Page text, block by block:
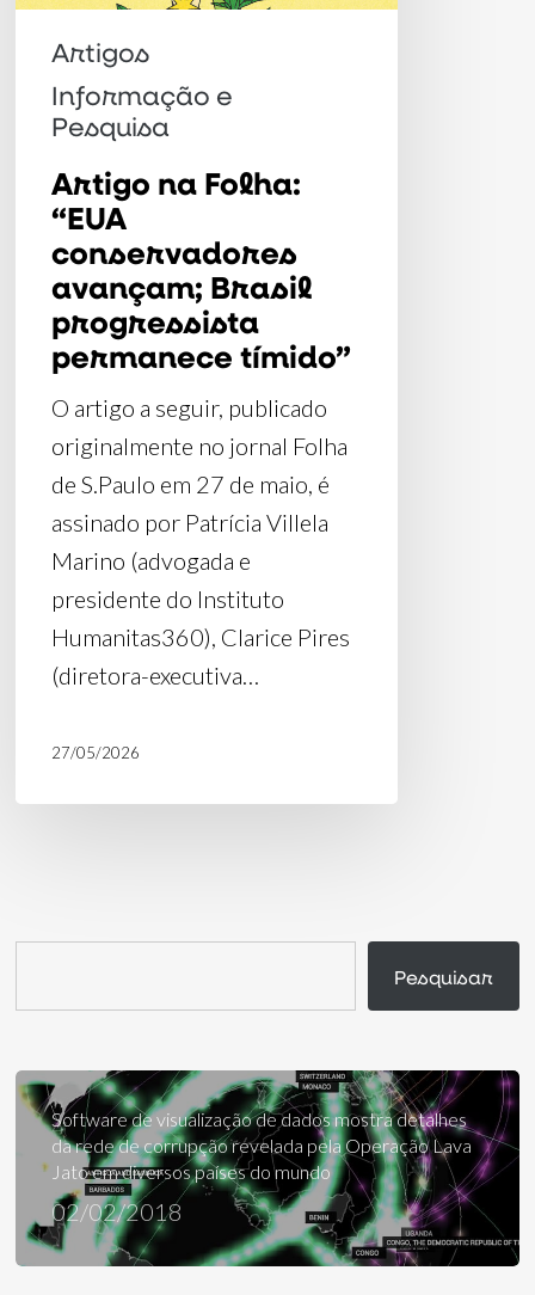
progressista
permanece
tímido”
Artigos
Informação e
Pesquisa
Artigo na Folha:
“EUA
conservadores
avançam; Brasil
progressista
permanece tímido”
O artigo a seguir, publicado
originalmente no jornal Folha
de S.Paulo em 27 de maio, é
assinado por Patrícia Villela
Marino (advogada e
presidente do Instituto
Humanitas360), Clarice Pires
(diretora-executiva…
27/05/2026
Pesquisar
Software de visualização de dados mostra detalhes
da rede de corrupção revelada pela Operação Lava
Jato em diversos países do mundo
02/02/2018